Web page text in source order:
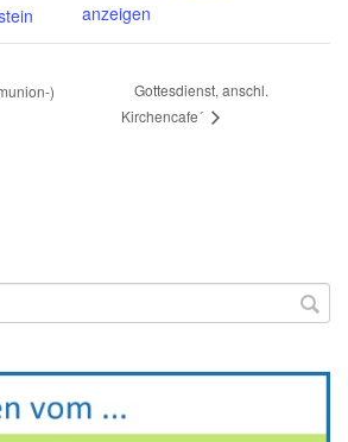
anzeigen
)
Gottesdienst, anschl.
Kirchencafe´